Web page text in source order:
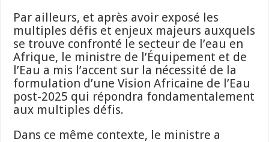
Par ailleurs, et après avoir exposé les
multiples défis et enjeux majeurs auxquels
se trouve confronté le secteur de l’eau en
Afrique, le ministre de l’Équipement et de
l’Eau a mis l’accent sur la nécessité de la
formulation d’une Vision Africaine de l’Eau
post-2025 qui répondra fondamentalement
aux multiples défis.
Dans ce même contexte, le ministre a